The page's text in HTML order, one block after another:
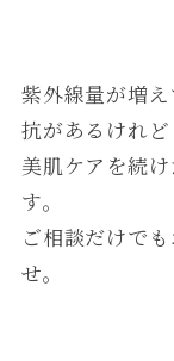
紫外線量が増
抗があるけれど
美肌ケアを続
す。
ご相談だけで
せ。